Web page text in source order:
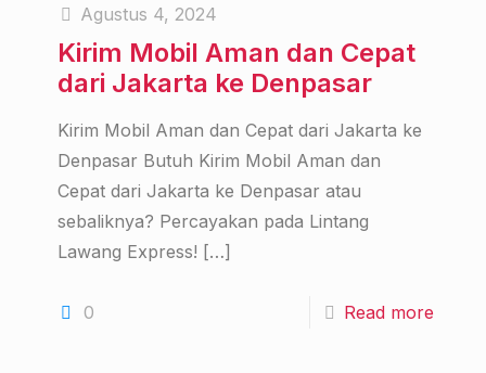
Agustus 4, 2024
Kirim Mobil Aman dan Cepat
dari Jakarta ke Denpasar
Kirim Mobil Aman dan Cepat dari Jakarta ke
Denpasar Butuh Kirim Mobil Aman dan
Cepat dari Jakarta ke Denpasar atau
sebaliknya? Percayakan pada Lintang
Lawang Express! […]
0 Read more